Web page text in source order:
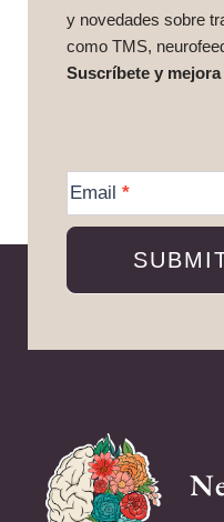
y novedades sobre
como TMS,
Suscríbete y
Information
Email *